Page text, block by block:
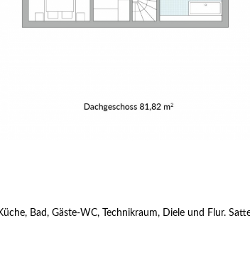
Bad, Gäste-WC, Technikraum, Diele und Flur.
Danke für die